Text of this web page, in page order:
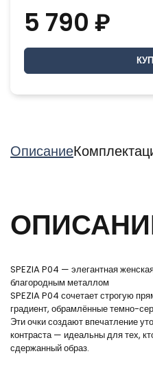
5 790 ₽
Описание
SPEZIA P04 — элегантная
благородным металлом
SPEZIA P04 сочетает строгую
градиент, обрамлённые темно-
Эти очки создают впечатление
контраста — идеальны для тех,
сдержанный образ.